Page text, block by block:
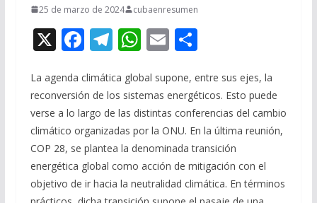
25 de marzo de 2024 cubaenresumen
X F
e
b
o
o
k
T
e
gr
a
m
W
at
s
A
p
p
E
ai
l
C
m
p
ar
ti
r
La agenda climática global supone, entre sus ejes, la
reconversión de los sistemas energéticos. Esto puede
verse a lo largo de las distintas conferencias del cambio
climático organizadas por la ONU. En la última reunión,
COP 28, se plantea la denominada transición
energética global como acción de mitigación con el
objetivo de ir hacia la neutralidad climática. En términos